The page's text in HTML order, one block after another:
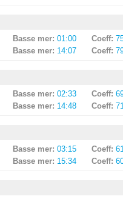
Basse mer: 01:00 Coeff:
Basse mer: 14:07 Coeff:
Basse mer: 02:33 Coeff:
Basse mer: 14:48 Coeff:
Basse mer: 03:15 Coeff:
Basse mer: 15:34 Coeff: